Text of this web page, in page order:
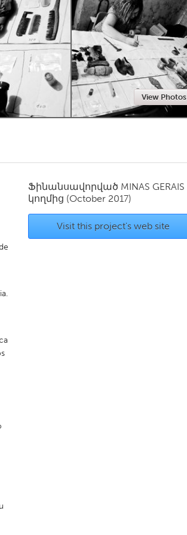
Glasgow
Newmarket
MA
MI
FL
View Photos
Ֆինանսավորված MINAS GERAIS
կողմից (October 2017)
Visit this project's web site